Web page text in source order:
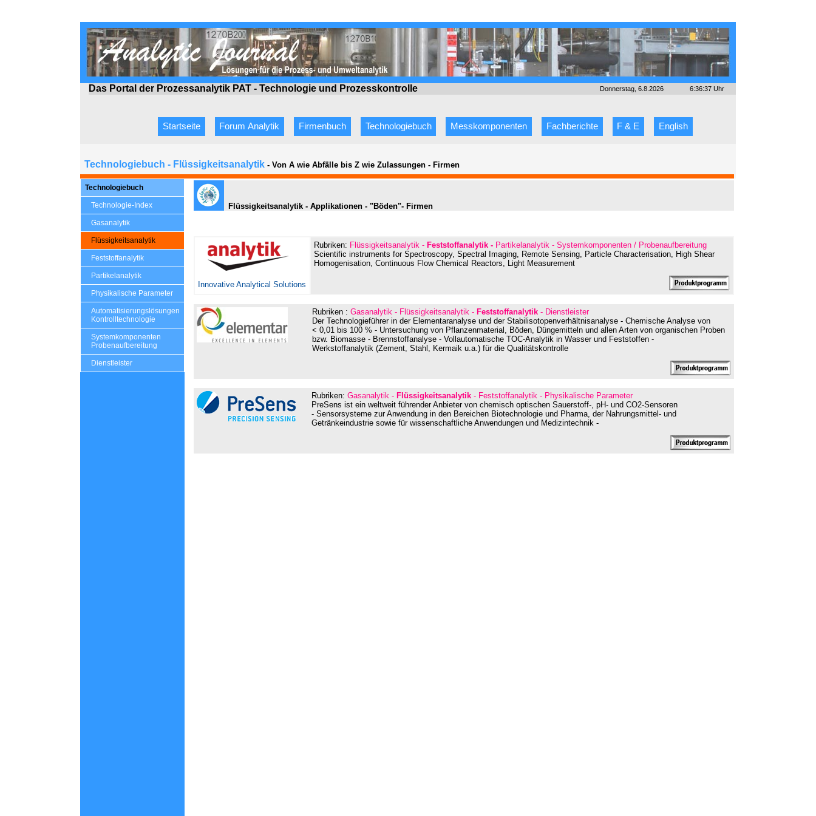
Das Portal der Prozessanalytik PAT - Technologie und Prozesskontrolle Donnerstag, 6.8.2026 6:36:37 Uhr
Startseite Forum Analytik Firmenbuch Technologiebuch Messkomponenten Fachberichte F & E English
Technologiebuch - Flüssigkeitsanalytik - Von A wie Abfälle bis Z wie Zulassungen - Firmen
Technologiebuch
Technologie-Index
Gasanalytik
Flüssigkeitsanalytik
Feststoffanalytik
Partikelanalytik
Physikalische Parameter
Automatisierungslösungen
Kontrolltechnologie
Systemkomponenten
Probenaufbereitung
Dienstleister
Flüssigkeitsanalytik - Applikationen - "Böden"- Firmen
Innovative Analytical Solutions
Rubriken: Flüssigkeitsanalytik - Feststoffanalytik - Partikelanalytik - Systemkomponenten / Probenaufbereitung
Scientific instruments for Spectroscopy, Spectral Imaging, Remote Sensing, Particle Characterisation, High Shear
Homogenisation, Continuous Flow Chemical Reactors, Light Measurement
Rubriken : Gasanalytik - Flüssigkeitsanalytik - Feststoffanalytik - Dienstleister
Der Technologieführer in der Elementaranalyse und der Stabilisotopenverhältnisanalyse - Chemische Analyse von
< 0,01 bis 100 % - Untersuchung von Pflanzenmaterial, Böden, Düngemitteln und allen Arten von organischen Proben
bzw. Biomasse - Brennstoffanalyse - Vollautomatische TOC-Analytik in Wasser und Feststoffen -
Werkstoffanalytik (Zement, Stahl, Kermaik u.a.) für die Qualitätskontrolle
Rubriken: Gasanalytik - Flüssigkeitsanalytik - Feststoffanalytik - Physikalische Parameter
PreSens ist ein weltweit führender Anbieter von chemisch optischen Sauerstoff-, pH- und CO2-Sensoren
- Sensorsysteme zur Anwendung in den Bereichen Biotechnologie und Pharma, der Nahrungsmittel- und
Getränkeindustrie sowie für wissenschaftliche Anwendungen und Medizintechnik -